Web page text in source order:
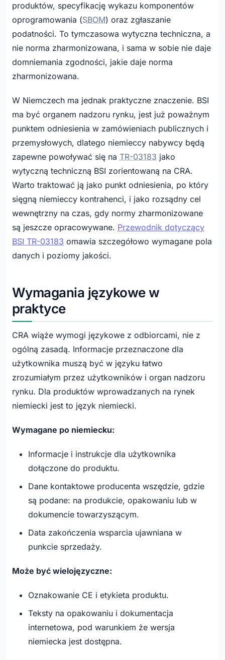
produktów, specyfikację wykazu komponentów
oprogramowania (SBOM) oraz zgłaszanie
podatności. To tymczasowa wytyczna techniczna, a
nie norma zharmonizowana, i sama w sobie nie daje
domniemania zgodności, jakie daje norma
zharmonizowana.
W Niemczech ma jednak praktyczne znaczenie. BSI
ma być organem nadzoru rynku, jest już poważnym
punktem odniesienia w zamówieniach publicznych i
przemysłowych, dlatego niemieccy nabywcy będą
zapewne powoływać się na TR-03183 jako
wytyczną techniczną BSI zorientowaną na CRA.
Warto traktować ją jako punkt odniesienia, po który
sięgną niemieccy kontrahenci, i jako rozsądny cel
wewnętrzny na czas, gdy normy zharmonizowane
są jeszcze opracowywane. Przewodnik dotyczący
BSI TR-03183 omawia szczegółowo wymagane pola
danych i poziomy jakości.
Wymagania językowe w
praktyce
CRA wiąże wymogi językowe z odbiorcami, nie z
ogólną zasadą. Informacje przeznaczone dla
użytkownika muszą być w języku łatwo
zrozumiałym przez użytkowników i organ nadzoru
rynku. Dla produktów wprowadzanych na rynek
niemiecki jest to język niemiecki.
Wymagane po niemiecku:
Informacje i instrukcje dla użytkownika
dołączone do produktu.
Dane kontaktowe producenta wszędzie, gdzie
są podane: na produkcie, opakowaniu lub w
dokumencie towarzyszącym.
Data zakończenia wsparcia ujawniana w
punkcie sprzedaży.
Może być wielojęzyczne:
Oznakowanie CE i etykieta produktu.
Teksty na opakowaniu i dokumentacja
internetowa, pod warunkiem że wersja
niemiecka jest dostępna.